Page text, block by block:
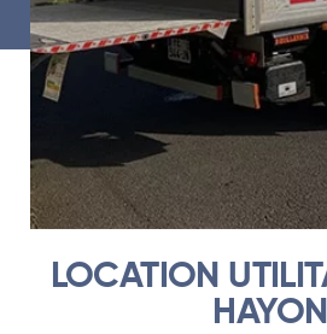
LOCATION
HAYON